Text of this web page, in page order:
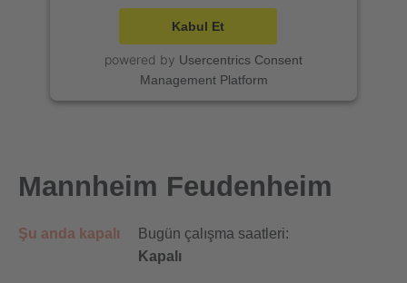
Kabul Et
powered by Usercentrics Consent
Management Platform
Mannheim Feudenheim
Şu anda kapalı
Bugün çalışma saatleri:
Kapalı